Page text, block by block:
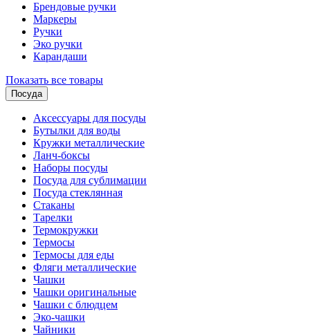
Брендовые ручки
Маркеры
Ручки
Эко ручки
Карандаши
Показать все товары
Посуда
Аксессуары для посуды
Бутылки для воды
Кружки металлические
Ланч-боксы
Наборы посуды
Посуда для сублимации
Посуда стеклянная
Стаканы
Тарелки
Термокружки
Термосы
Термосы для еды
Фляги металлические
Чашки
Чашки оригинальные
Чашки с блюдцем
Эко-чашки
Чайники